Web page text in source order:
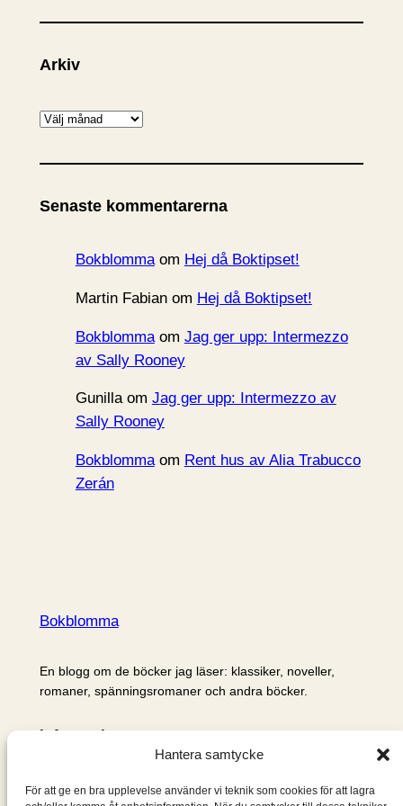
Hantera samtycke
För att ge en bra upplevelse använder vi teknik som cookies för att lagra
Arkiv
A
k
v
Senaste kommentarerna
Bokblommaom Hej då Boktipset!
Martin Fabianom Hej då Boktipset!
Bokblommaom Jag ger upp: Intermezzo
av Sally Rooney
Gunillaom Jag ger upp: Intermezzo av
Sally Rooney
Bokblommaom Rent hus av Alia Trabucco
Zerán
Bokblomma
En blogg om de böcker jag läser: klassiker, noveller,
romaner, spänningsromaner och andra böcker.
Information
Om mig & om bloggen